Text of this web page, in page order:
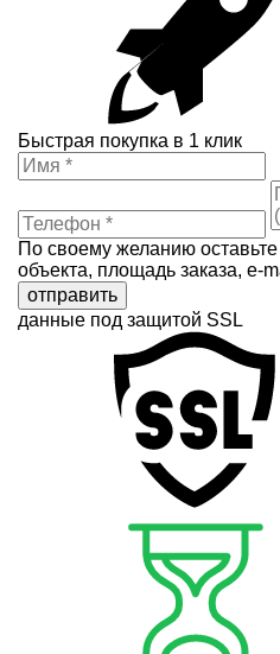
Быстрая покупка в 1 клик
По своему желанию
объекта, площадь заказа, e-
отправить
данные под защитой SSL